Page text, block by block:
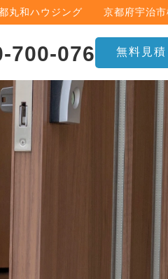
丸和ハウジング 京都府宇治
700-076 無料見